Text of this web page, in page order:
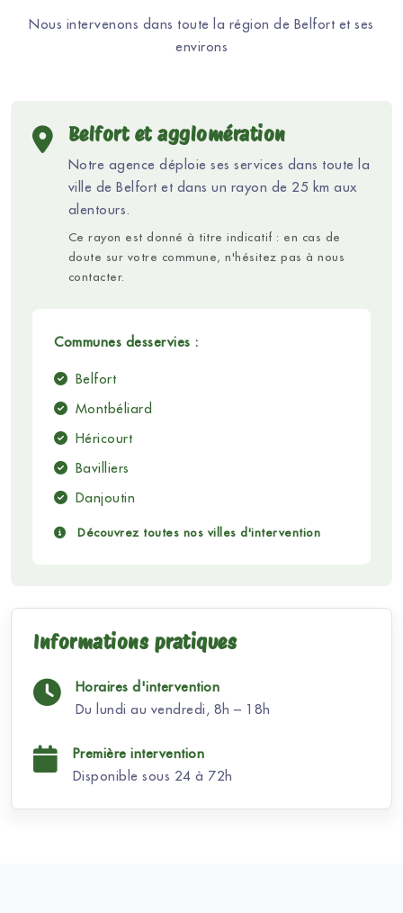
Nous intervenons dans toute la région de Belfort et ses
environs
Belfort et agglomération
Notre agence déploie ses services dans toute la
ville de Belfort et dans un rayon de 25 km aux
alentours.
Ce rayon est donné à titre indicatif : en cas de
doute sur votre commune, n'hésitez pas à nous
contacter.
Communes desservies :
Belfort
Montbéliard
Héricourt
Bavilliers
Danjoutin
Découvrez toutes nos villes d'intervention
Informations pratiques
Horaires d'intervention
Du lundi au vendredi, 8h – 18h
Première intervention
Disponible sous 24 à 72h